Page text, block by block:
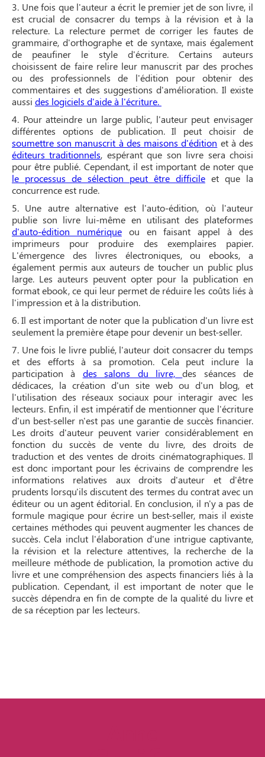
3. Une fois que l'auteur a écrit le premier jet de son livre, il
est crucial de consacrer du temps à la révision et à la
relecture. La relecture permet de corriger les fautes de
grammaire, d'orthographe et de syntaxe, mais également
de peaufiner le style d'écriture. Certains auteurs
choisissent de faire relire leur manuscrit par des proches
ou des professionnels de l'édition pour obtenir des
commentaires et des suggestions d'amélioration. Il existe
aussi des logiciels d'aide à l'écriture.
4. Pour atteindre un large public, l'auteur peut envisager
différentes options de publication. Il peut choisir de
soumettre son manuscrit à des maisons d'édition et à des
éditeurs traditionnels, espérant que son livre sera choisi
pour être publié. Cependant, il est important de noter que
le processus de sélection peut être difficile et que la
concurrence est rude.
5. Une autre alternative est l'auto-édition, où l'auteur
publie son livre lui-même en utilisant des plateformes
d'auto-édition numériqueou en faisant appel à des
imprimeurs pour produire des exemplaires papier.
L'émergence des livres électroniques, ou ebooks, a
également permis aux auteurs de toucher un public plus
large. Les auteurs peuvent opter pour la publication en
format ebook, ce qui leur permet de réduire les coûts liés à
l'impression et à la distribution.
6. Il est important de noter que la publication d'un livre est
seulement la première étape pour devenir un best-seller.
7. Une fois le livre publié, l'auteur doit consacrer du temps
et des efforts à sa promotion. Cela peut inclure la
participation à des salons du livre,des séances de
dédicaces, la création d'un site web ou d'un blog, et
l'utilisation des réseaux sociaux pour interagir avec les
lecteurs. Enfin, il est impératif de mentionner que l'écriture
d'un best-seller n'est pas une garantie de succès financier.
Les droits d'auteur peuvent varier considérablement en
fonction du succès de vente du livre, des droits de
traduction et des ventes de droits cinématographiques. Il
est donc important pour les écrivains de comprendre les
informations relatives aux droits d'auteur et d'être
prudents lorsqu'ils discutent des termes du contrat avec un
éditeur ou un agent éditorial. En conclusion, il n'y a pas de
formule magique pour écrire un best-seller, mais il existe
certaines méthodes qui peuvent augmenter les chances de
succès. Cela inclut l'élaboration d'une intrigue captivante,
la révision et la relecture attentives, la recherche de la
meilleure méthode de publication, la promotion active du
livre et une compréhension des aspects financiers liés à la
publication. Cependant, il est important de noter que le
succès dépendra en fin de compte de la qualité du livre et
de sa réception par les lecteurs.